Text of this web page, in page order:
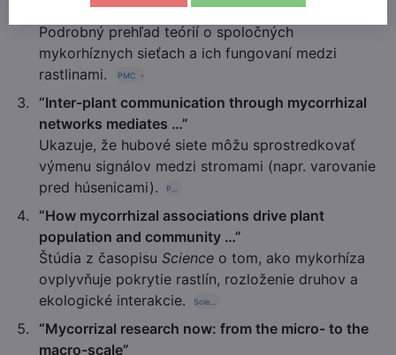
Theories and …”
Podrobný prehľad teórií o spoločných
mykorhíznych sieťach a ich fungovaní medzi
rastlinami.
PMC +1
“Inter-plant communication through mycorrhizal
networks mediates …”
Ukazuje, že hubové siete môžu sprostredkovať
výmenu signálov medzi stromami (napr. varovanie
pred húsenicami).
“How mycorrhizal associations drive plant
population and community …”
Štúdia z časopisu Science o tom, ako mykorhíza
ovplyvňuje pokrytie rastlín, rozloženie druhov a
ekologické interakcie.
“Mycorrizal research now: from the micro- to the
macro-scale”